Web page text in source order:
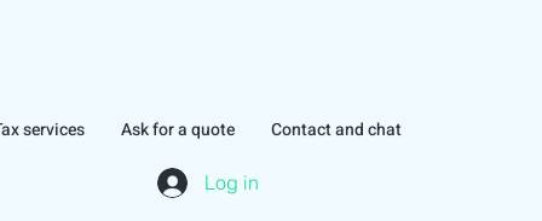
services Ask for a quote Contact and chat
Log in